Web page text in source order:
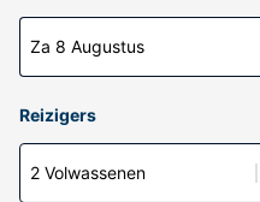
Za 8 Augustus
Reizigers
2 Volwassenen